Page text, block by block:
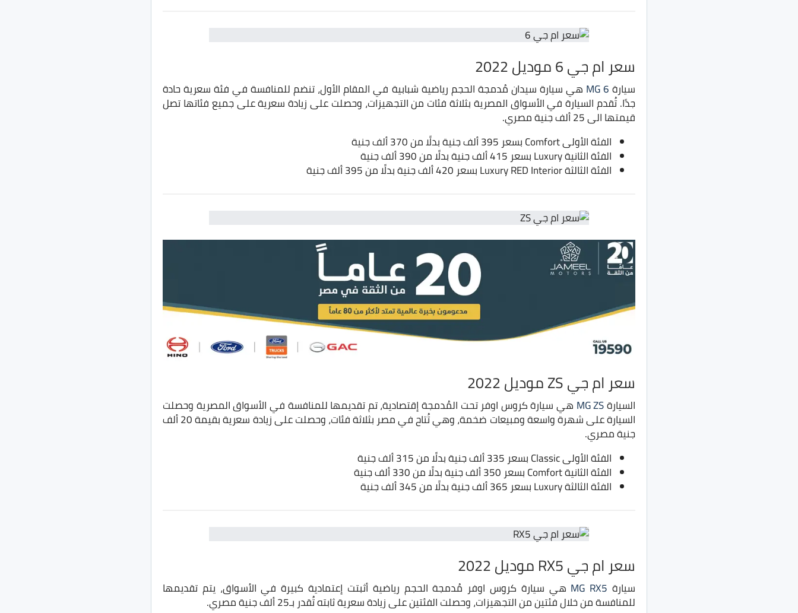
سعر ام جي 6 موديل 2022
سيارةMG 6 هي سيارة سيدان مُدمجة الحجم رياضية شبابية في المقام الأول، تنضم للمنافسة في فئة سعرية حادة
جدًا. تُقدم السيارة في الأسواق المصرية بثلاثة فئات من التجهيزات، وحصلت على زيادة سعرية على جميع فئاتها تصل
قيمتها الى 25 ألف جنية مصري.
الفئة الأولى Comfort بسعر 395 ألف جنية بدلًا من 370 ألف جنية
الفئة الثانية Luxury بسعر 415 ألف جنية بدلًا من 390 ألف جنية
الفئة الثالثة Luxury RED Interior بسعر 420 ألف جنية بدلًا من 395 ألف جنية
سعر ام جي ZS موديل 2022
السيارةMG ZS هي سيارة كروس اوفر تحت المُدمجة إقتصادية، تم تقديمها للمنافسة في الأسواق المصرية وحصلت
السيارة على شهرة واسعة ومبيعات ضخمة، وهي تُتاح في مصر بثلاثة فئات، وحصلت على زيادة سعرية بقيمة 20 ألف
جنية مصري.
الفئة الأولى Classic بسعر 335 ألف جنية بدلًا من 315 ألف جنية
الفئة الثانية Comfort بسعر 350 ألف جنية بدلًا من 330 ألف جنية
الفئة الثالثة Luxury بسعر 365 ألف جنية بدلًا من 345 ألف جنية
سعر ام جي RX5 موديل 2022
سيارة MG RX5 هي سيارة كروس اوفر مُدمجة الحجم رياضية أثبتت إعتمادية كبيرة في الأسواق، يتم تقديمها
للمنافسة من خلال فئتين من التجهيزات، وحصلت الفئتين على زيادة سعرية ثابته تُقدر بـ25 ألف جنية مصري.